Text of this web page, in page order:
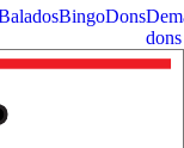
BingoDons
dons